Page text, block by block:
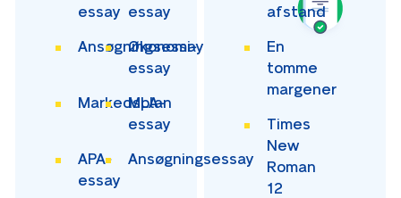
essay essay
Ansøgningsessay
Økonomi-
essay
Markedsplan
MLA-
essay
APA-
essay
Ansøgningsessay
afstand
En
tomme
margener
Times
New
Roman
12